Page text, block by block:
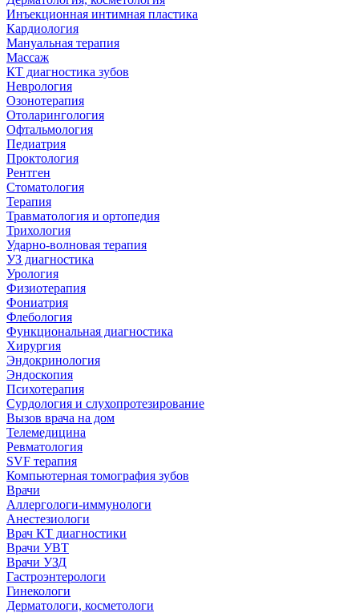
Инъекционная интимная пластика
Кардиология
Мануальная терапия
Массаж
КТ диагностика зубов
Неврология
Озонотерапия
Отоларингология
Офтальмология
Педиатрия
Проктология
Рентген
Стоматология
Терапия
Травматология и ортопедия
Трихология
Ударно-волновая терапия
УЗ диагностика
Урология
Физиотерапия
Фониатрия
Флебология
Функциональная диагностика
Хирургия
Эндокринология
Эндоскопия
Психотерапия
Сурдология и слухопротезирование
Вызов врача на дом
Телемедицина
Ревматология
SVF терапия
Компьютерная томография зубов
Врачи
Аллергологи-иммунологи
Анестезиологи
Врач КТ диагностики
Врачи УВТ
Врачи УЗД
Гастроэнтерологи
Гинекологи
Дерматологи, косметологи